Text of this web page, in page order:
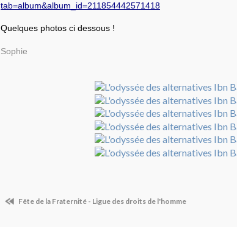
tab=album&album_id=211854442571418
Quelques photos ci dessous !
Sophie
Fête de la Fraternité - Ligue des droits de l'homme